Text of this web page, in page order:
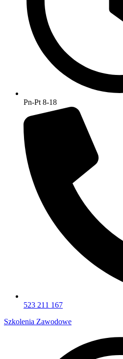
Pn-Pt 8-18
523 211 167
Szkolenia Zawodowe